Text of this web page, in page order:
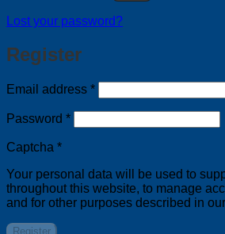
Lost your password?
Register
Email address *Required
Password *Required
Captcha *
Your personal data will be used to
throughout this website, to manage
and for other purposes described in our
Register